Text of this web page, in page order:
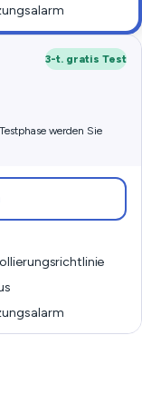
3-t. gratis Test
werden Sie